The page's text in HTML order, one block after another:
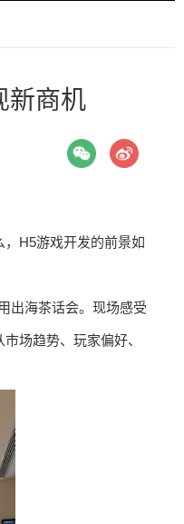
新商机
H5游戏开发的前景如
出海茶话会。现场感受
场趋势、玩家偏好、